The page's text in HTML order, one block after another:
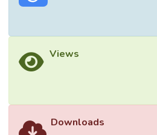
Views
Downloads